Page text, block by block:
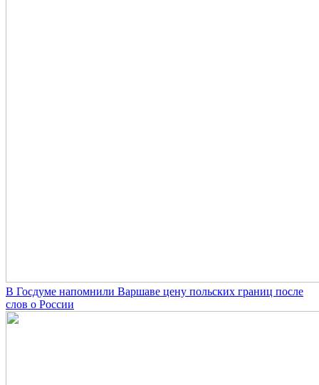
В Госдуме напомнили Варшаве цену польских границ после
слов о России